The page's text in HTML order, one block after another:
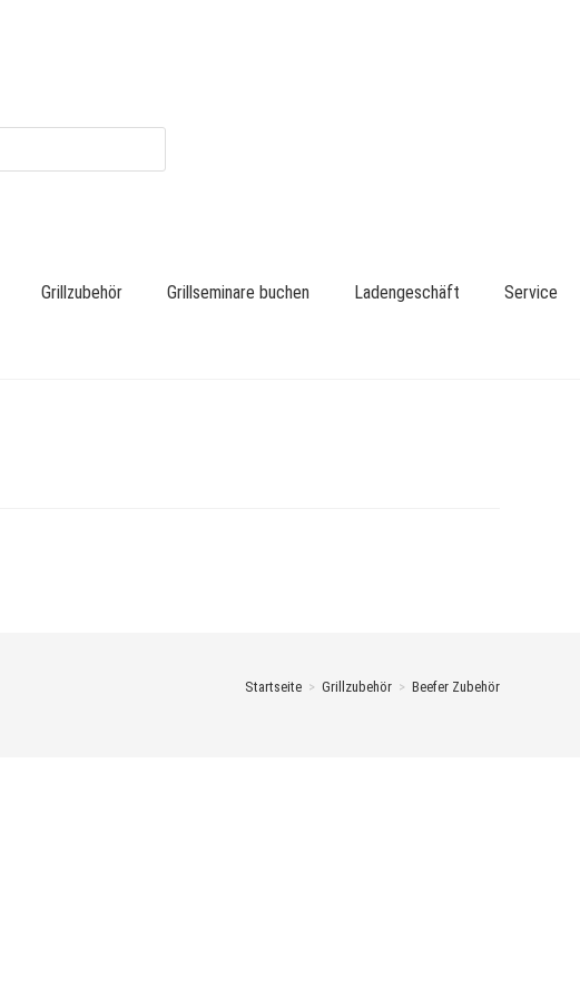
Grillzubehör Grillseminare buchen Ladengeschäft Service
Startseite > Grillzubehör > Beefer Zubehör